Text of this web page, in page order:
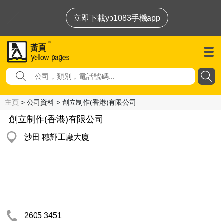
立即下載yp1083手機app
主頁 > 公司資料 > 創立制作(香港)有限公司
創立制作(香港)有限公司
沙田 穗輝工廠大廈
2605 3451